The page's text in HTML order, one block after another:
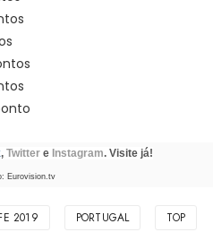
, Twitter e Instagram. Visite já!
Eurovision.tv
2019 PORTUGAL TOP